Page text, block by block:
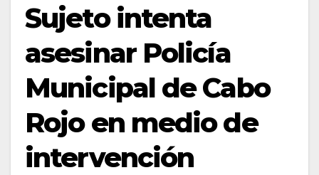
Sujeto intenta
asesinar Policía
Municipal de Cabo
Rojo en medio de
intervención